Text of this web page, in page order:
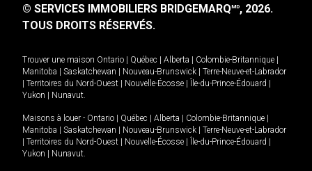
© SERVICES IMMOBILIERS BRIDGEMARQMD, 2026.
TOUS DROITS RÉSERVÉS.
Trouver une maison Ontario Québec Alberta Colombie-Britannique
Manitoba
Saskatchewan Nouveau-Brunswick
Terre-Neuve-et-Labrador
Territoires du Nord-Ouest Nouvelle-Écosse Île-du-Prince-Édouard
Yukon
Nunavut.
Maisons à louer - Ontario Québec Alberta Colombie-Britannique
Manitoba
Saskatchewan Nouveau-Brunswick
Terre-Neuve-et-Labrador
Territoires du Nord-Ouest Nouvelle-Écosse Île-du-Prince-Édouard
Yukon
Nunavut.